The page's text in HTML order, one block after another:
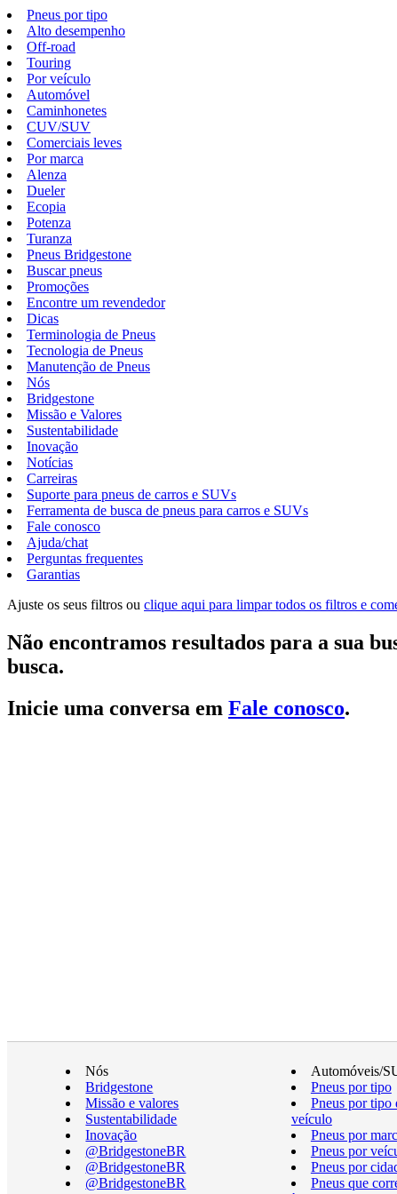
Pneus por tipo
Alto desempenho
Off-road
Touring
Por veículo
Automóvel
Caminhonetes
CUV/SUV
Comerciais leves
Por marca
Alenza
Dueler
Ecopia
Potenza
Turanza
Pneus Bridgestone
Buscar pneus
Promoções
Encontre um revendedor
Dicas
Terminologia de Pneus
Tecnologia de Pneus
Manutenção de Pneus
Nós
Bridgestone
Missão e Valores
Sustentabilidade
Inovação
Notícias
Carreiras
Suporte para pneus de carros e SUVs
Ferramenta de busca de pneus para carros e SUVs
Fale conosco
Ajuda/chat
Perguntas frequentes
Garantias
Ajuste os seus filtros ou clique aqui para limpar todos os filtros e
Não encontramos resultados para a sua
busca.
Inicie uma conversa em Fale conosco.
Nós
Bridgestone
Missão e valores
Sustentabilidade
Inovação
@BridgestoneBR
@BridgestoneBR
@BridgestoneBR
Automóveis/
Pneus por tipo
Pneus por tipo
veículo
Pneus por
Pneus por
Pneus por
Pneus que